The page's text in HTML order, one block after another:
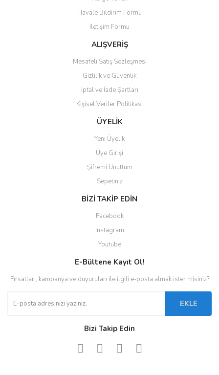
Ürün açıklamasında eksik bilgiler bulunuyor.
Ürün bilgilerinde hatalar bulunuyor.
Ürün fiyatı diğer sitelerden daha pahalı.
Gönder
Havale Bildirim Formu
İletişim Formu
ALIŞVERİŞ
Mesafeli Satış Sözleşmesi
Gizlilik ve Güvenlik
İptal ve İade Şartları
Kişisel Veriler Politikası
ÜYELİK
Yeni Üyelik
Üye Girişi
Şifremi Unuttum
Sepetiniz
BİZİ TAKİP EDİN
Facebook
Instagram
Youtube
E-Bültene Kayıt Ol!
Fırsatları, kampanya ve duyuruları ile ilgili e-posta almak ister misiniz?
EKLE
Bizi Takip Edin